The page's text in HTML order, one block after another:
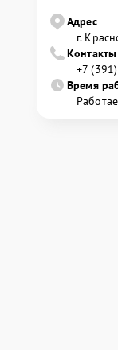
Адрес
г.
Контакты
+7
Время